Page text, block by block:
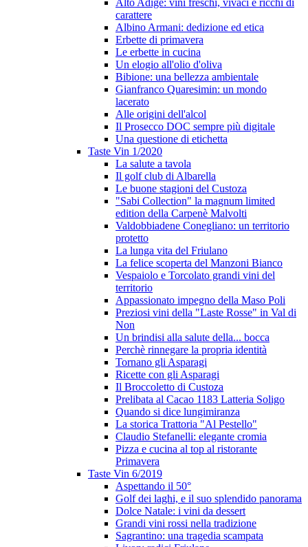
Alto Adige: vini freschi, vivaci e ricchi di
carattere
Albino Armani: dedizione ed etica
Erbette di primavera
Le erbette in cucina
Un elogio all'olio d'oliva
Bibione: una bellezza ambientale
Gianfranco Quaresimin: un mondo
lacerato
Alle origini dell'alcol
Il Prosecco DOC sempre più digitale
Una questione di etichetta
Taste Vin 1/2020
La salute a tavola
Il golf club di Albarella
Le buone stagioni del Custoza
"Sabi Collection" la magnum limited
edition della Carpenè Malvolti
Valdobbiadene Conegliano: un territorio
protetto
La lunga vita del Friulano
La felice scoperta del Manzoni Bianco
Vespaiolo e Torcolato grandi vini del
territorio
Appassionato impegno della Maso Poli
Preziosi vini della "Laste Rosse" in Val di
Non
Un brindisi alla salute della... bocca
Perchè rinnegare la propria identità
Tornano gli Asparagi
Ricette con gli Asparagi
Il Broccoletto di Custoza
Prelibata al Cacao 1183 Latteria Soligo
Quando si dice lungimiranza
La storica Trattoria "Al Pestello"
Claudio Stefanelli: elegante cromia
Pizza e cucina al top al ristorante
Primavera
Taste Vin 6/2019
Aspettando il 50°
Golf dei laghi, e il suo splendido panorama
Dolce Natale: i vini da dessert
Grandi vini rossi nella tradizione
Sagrantino: una tragedia scampata